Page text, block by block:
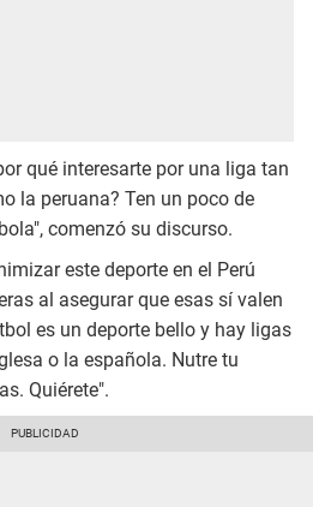
qué interesarte por una liga tan
la peruana? Ten un poco de
comenzó su discurso.
este deporte en el Perú
al asegurar que esas sí valen
es un deporte bello y hay ligas
o la española. Nutre tu
Quiérete".